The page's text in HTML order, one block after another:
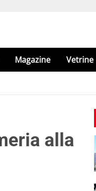
Magazine Vetrine
alla